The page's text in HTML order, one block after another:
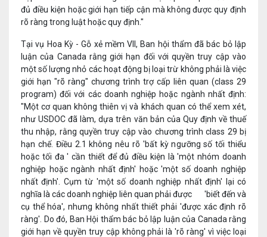
đủ điều kiện hoặc giới hạn tiếp cận mà không được quy định
rõ ràng trong luật hoặc quy định."
Tại vụ Hoa Kỳ - Gỗ xẻ mềm VII, Ban hội thẩm đã bác bỏ lập
luận của Canada rằng giới hạn đối với quyền truy cập vào
một số lượng nhỏ các hoạt động bị loại trừ không phải là việc
giới hạn "rõ ràng" chương trình trợ cấp liên quan (class 29
program) đối với các doanh nghiệp hoặc ngành nhất định:
"Một cơ quan không thiên vị và khách quan có thể xem xét,
như USDOC đã làm, dựa trên văn bản của Quy định về thuế
thu nhập, rằng quyền truy cập vào chương trình class 29 bị
hạn chế. Điều 2.1 không nêu rõ 'bất kỳ ngưỡng số tối thiểu
hoặc tối đa ' cần thiết để đủ điều kiện là 'một nhóm doanh
nghiệp hoặc ngành nhất định' hoặc 'một số doanh nghiệp
nhất định'. Cụm từ 'một số doanh nghiệp nhất định' lại có
nghĩa là các doanh nghiệp liên quan phải được 'biết đến và
cụ thể hóa', nhưng không nhất thiết phải 'được xác định rõ
ràng'. Do đó, Ban Hội thẩm bác bỏ lập luận của Canada rằng
giới hạn về quyền truy cập không phải là 'rõ ràng' vì việc loại